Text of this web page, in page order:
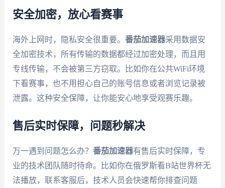
安全加密，放心看赛事
海外上网时，隐私安全很重要。 番茄加速器采用数据安
全加密技术，所有传输的数据都经过加密处理，而且用
专线传输，不会被第三方窃取。比如你在公共WiFi环境
下看赛事，也不用担心自己的账号信息或者浏览记录被
泄露。这种安全保障，让你能安心地享受观赛乐趣。
售后实时保障，问题秒解决
万一遇到问题怎么办？ 番茄加速器有售后实时保障，专
业的技术团队随时待命。比如你在俄罗斯看B站世界杯无
法播放，联系客服后，技术人员会快速帮你排查问题